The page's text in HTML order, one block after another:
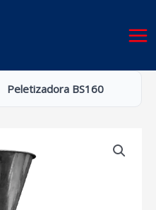
Peletizadora BS160